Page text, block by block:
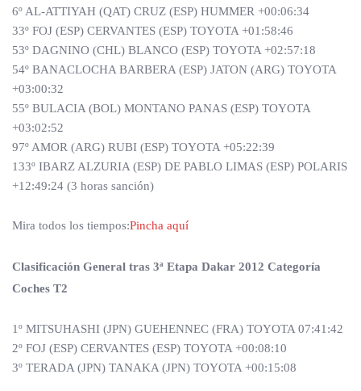
6º AL-ATTIYAH (QAT) CRUZ (ESP) HUMMER +00:06:34
33º FOJ (ESP) CERVANTES (ESP) TOYOTA +01:58:46
53º DAGNINO (CHL) BLANCO (ESP) TOYOTA +02:57:18
54º BANACLOCHA BARBERA (ESP) JATON (ARG) TOYOTA
+03:00:32
55º BULACIA (BOL) MONTANO PANAS (ESP) TOYOTA
+03:02:52
97º AMOR (ARG) RUBI (ESP) TOYOTA +05:22:39
133º IBARZ ALZURIA (ESP) DE PABLO LIMAS (ESP) POLARIS
+12:49:24 (3 horas sanción)
Mira todos los tiempos:Pincha aquí
Clasificación General tras 3ª Etapa Dakar 2012 Categoría
Coches T2
1º MITSUHASHI (JPN) GUEHENNEC (FRA) TOYOTA 07:41:42
2º FOJ (ESP) CERVANTES (ESP) TOYOTA +00:08:10
3º TERADA (JPN) TANAKA (JPN) TOYOTA +00:15:08